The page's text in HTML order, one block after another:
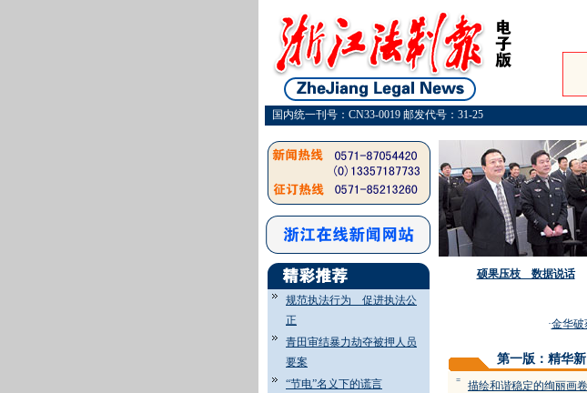
国内统一刊号：CN33-0019 邮发代号：31-25
规范执法行为 促进执法公
正
青田审结暴力劫夺被押人员
要案
“节电”名义下的谎言
硕果压枝 数据说话
金华破
第一版：精华新
= 描绘和谐稳定的绚丽画卷